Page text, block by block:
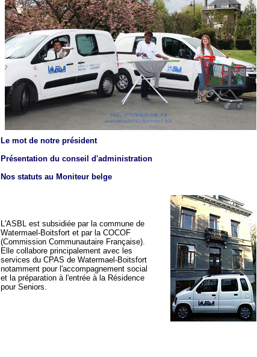
Le mot de notre président
Présentation du conseil d'administration
Nos statuts au Moniteur belge
L'ASBL est subsidiée par la commune de
Watermael-Boitsfort et par la COCOF
(Commission Communautaire Française).
Elle collabore principalement avec les
services du CPAS de Watermael-Boitsfort
notamment pour l'accompagnement social
et la préparation à l'entrée à la Résidence
pour Seniors.